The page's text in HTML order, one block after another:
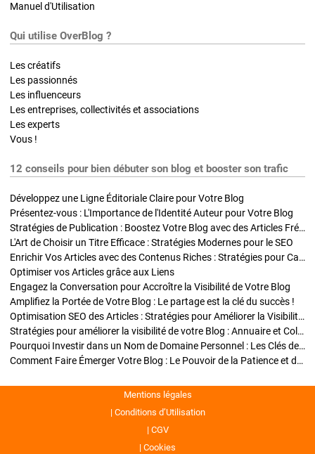
Manuel d'Utilisation
Qui utilise OverBlog ?
Les créatifs
Les passionnés
Les influenceurs
Les entreprises, collectivités et associations
Les experts
Vous !
12 conseils pour bien débuter son blog et booster son trafic
Développez une Ligne Éditoriale Claire pour Votre Blog
Présentez-vous : L'Importance de l'Identité Auteur pour Votre Blog
Stratégies de Publication : Boostez Votre Blog avec des Articles Fréquents et Exclusifs
L'Art de Choisir un Titre Efficace : Stratégies Modernes pour le SEO
Enrichir Vos Articles avec des Contenus Riches : Stratégies pour Captiver et Optimiser
Optimiser vos Articles grâce aux Liens
Engagez la Conversation pour Accroître la Visibilité de Votre Blog
Amplifiez la Portée de Votre Blog : Le partage est la clé du succès !
Optimisation SEO des Articles : Stratégies pour Améliorer la Visibilité de Votre Blog
Stratégies pour améliorer la visibilité de votre Blog : Annuaire et Collaborations
Pourquoi Investir dans un Nom de Domaine Personnel : Les Clés de la Réussite de Votre Blog
Comment Faire Émerger Votre Blog : Le Pouvoir de la Patience et de la Persévérance
Mentions légales
Conditions d’Utilisation
CGV
Cookies